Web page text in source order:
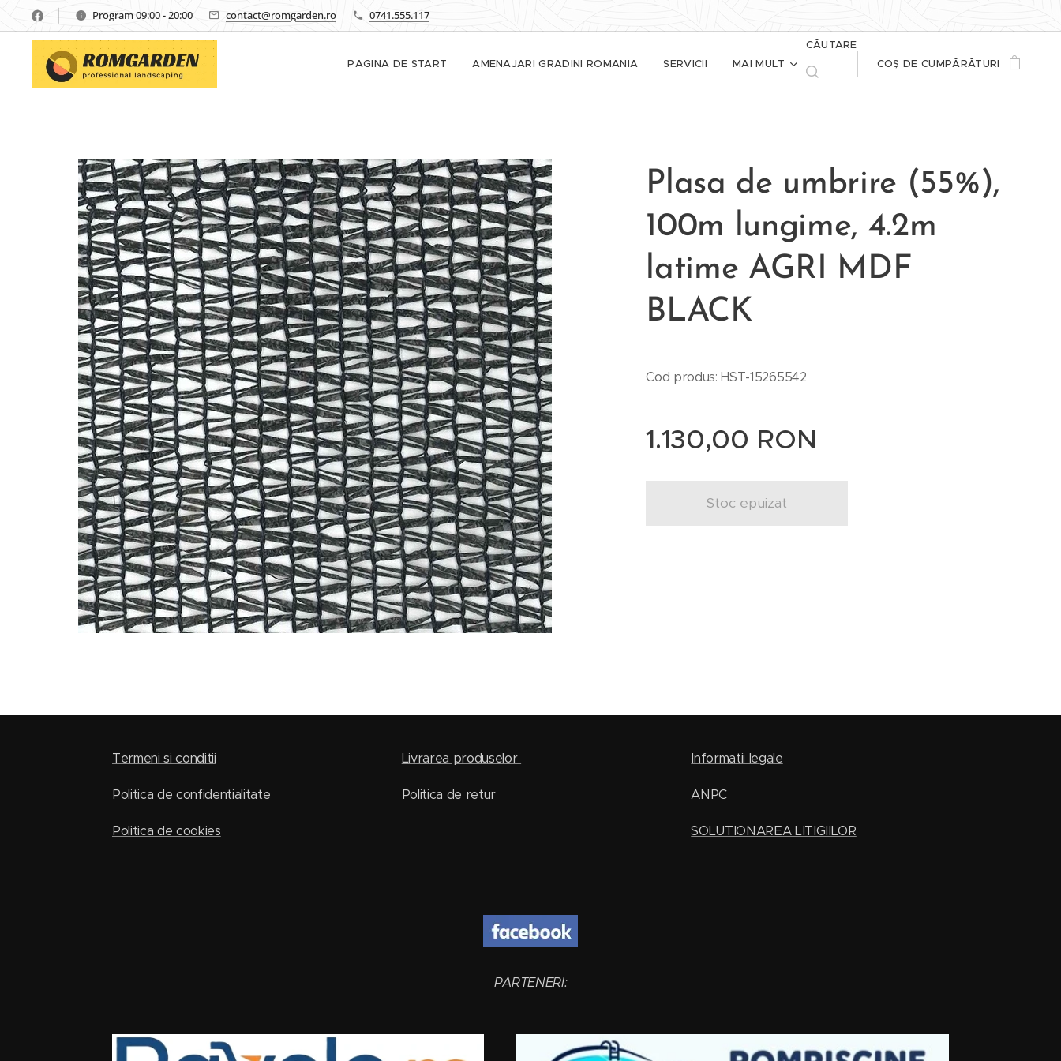
Program 09:00 - 20:00 contact@romgarden.ro 0741.555.117
PAGINA DE START AMENAJARI GRADINI ROMANIA SERVICII MAI MULT
CĂUTARE
COȘ DE CUMPĂRĂTURI
Plasa de umbrire (55%),
100m lungime, 4.2m
latime AGRI MDF
BLACK
Cod produs: HST-15265542
1.130,00 RON
Stoc epuizat
Termeni si conditii
Politica de confidentialitate
Politica de cookies
Livrarea produselor
Politica de retur
Informatii legale
ANPC
SOLUTIONAREA LITIGIILOR
PARTENERI: